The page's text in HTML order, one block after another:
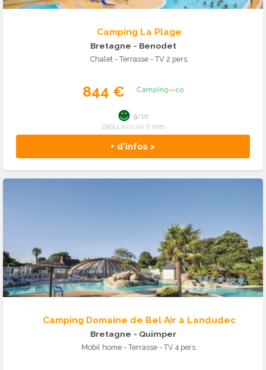
Camping La Plage
Bretagne - Benodet
Chalet - Terrasse - TV 2 pers.
844 €
+ d'infos >
9/10
29024 avis sur 6 sites
Camping Domaine de Bel Air à Landudec
Bretagne - Quimper
Mobil home - Terrasse - TV 4 pers.